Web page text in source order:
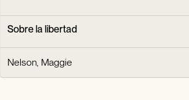
Sobre la libertad
Nelson, Maggie